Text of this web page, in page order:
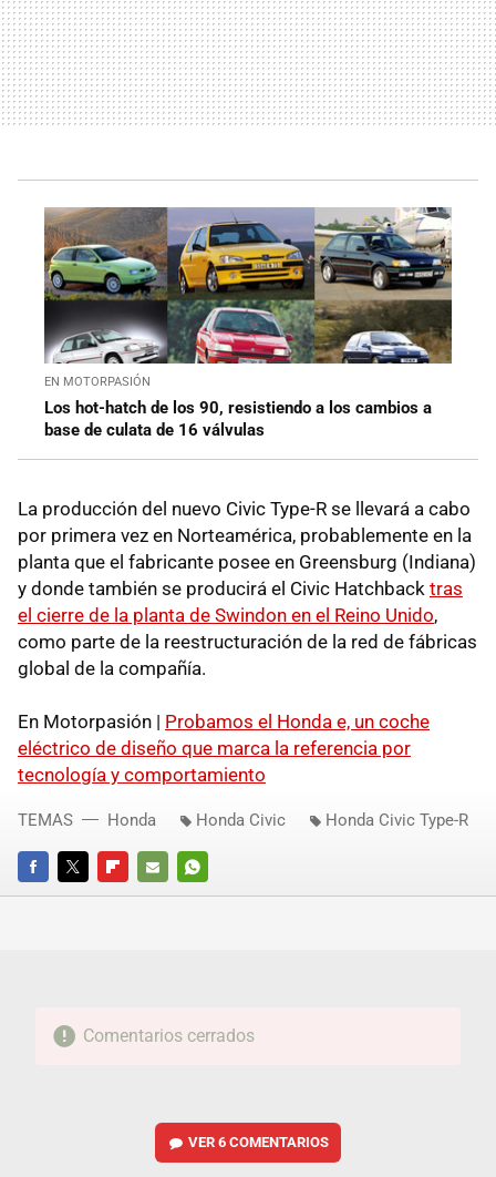
EN MOTORPASIÓN
Los hot-hatch de los 90, resistiendo a los cambios a
base de culata de 16 válvulas
La producción del nuevo Civic Type-R se llevará a cabo
por primera vez en Norteamérica, probablemente en la
planta que el fabricante posee en Greensburg (Indiana)
y donde también se producirá el Civic Hatchback tras
el cierre de la planta de Swindon en el Reino Unido,
como parte de la reestructuración de la red de fábricas
global de la compañía.
En Motorpasión | Probamos el Honda e, un coche
eléctrico de diseño que marca la referencia por
tecnología y comportamiento
FACEBOOKTWITTERFLIPBOARD
E-
WHATSAPP
TEMAS Honda Honda Civic Honda Civic Type-R
Comentarios cerrados
VER6 COMENTARIOS